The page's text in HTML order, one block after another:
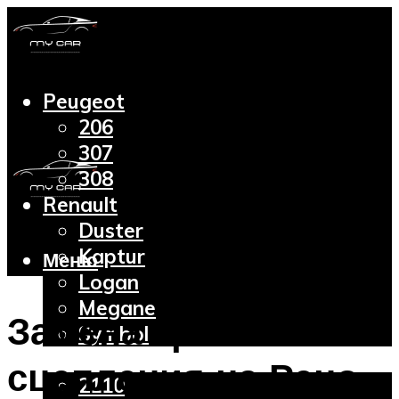
Peugeot
206
307
308
Renault
Duster
Kaptur
Logan
Megane
Symbol
2110
Меню
Замена троса
сцепления на Рено